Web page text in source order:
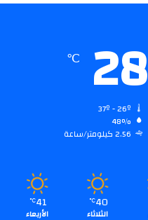
28
℃
48%
2.56 كيلومتر/ساعة
40
℃
الثلاثاء
41
℃
الأربعاء